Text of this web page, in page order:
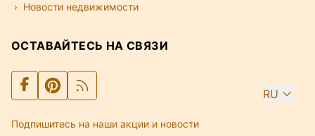
Новости недвижимости
ОСТАВАЙТЕСЬ НА СВЯЗИ
RU
Подпишитесь на наши акции и новости